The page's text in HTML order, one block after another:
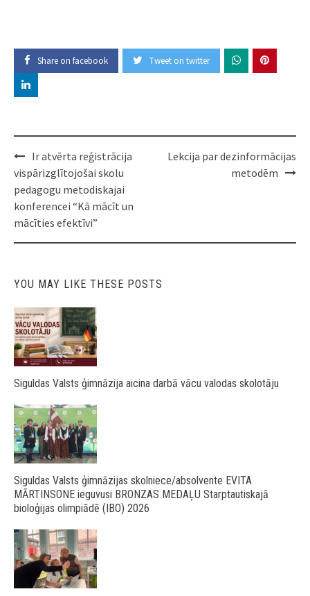
Share on facebook Tweet on twitter
Post
navigation
Ir atvērta reģistrācija
vispārizglītojošai skolu
pedagogu metodiskajai
konferencei “Kā mācīt un
mācīties efektīvi”
Lekcija par dezinformācijas
metodēm
YOU MAY LIKE THESE POSTS
Siguldas Valsts ģimnāzija aicina darbā vācu valodas skolotāju
Siguldas Valsts ģimnāzijas skolniece/absolvente EVITA
MĀRTINSONE ieguvusi BRONZAS MEDAĻU Starptautiskajā
bioloģijas olimpiādē (IBO) 2026